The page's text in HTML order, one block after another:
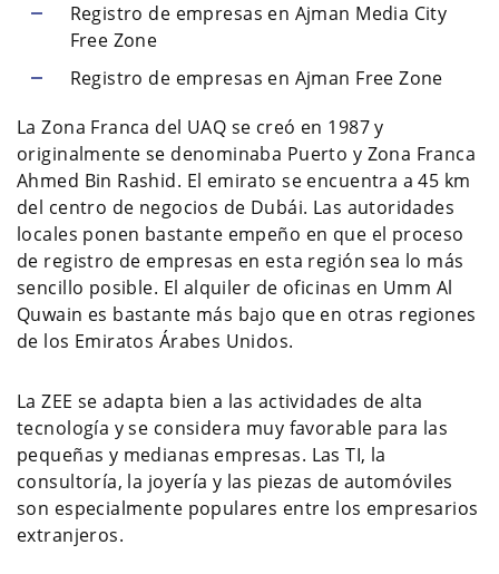
Registro de empresas en Ajman Media City
Free Zone
Registro de empresas en Ajman Free Zone
La Zona Franca del UAQ se creó en 1987 y
originalmente se denominaba Puerto y Zona Franca
Ahmed Bin Rashid. El emirato se encuentra a 45 km
del centro de negocios de Dubái. Las autoridades
locales ponen bastante empeño en que el proceso
de registro de empresas en esta región sea lo más
sencillo posible. El alquiler de oficinas en Umm Al
Quwain es bastante más bajo que en otras regiones
de los Emiratos Árabes Unidos.
La ZEE se adapta bien a las actividades de alta
tecnología y se considera muy favorable para las
pequeñas y medianas empresas. Las TI, la
consultoría, la joyería y las piezas de automóviles
son especialmente populares entre los empresarios
extranjeros.